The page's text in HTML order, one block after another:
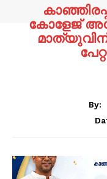
കോളേജ്
മാത്യുവിന്
By: